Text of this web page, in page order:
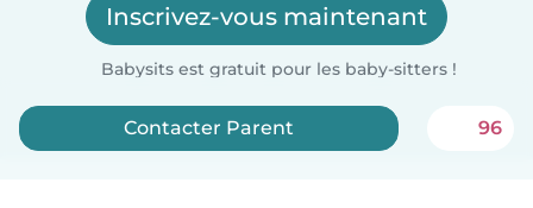
Inscrivez-vous maintenant
Babysits est gratuit pour les baby-sitters !
Contacter Parent 96